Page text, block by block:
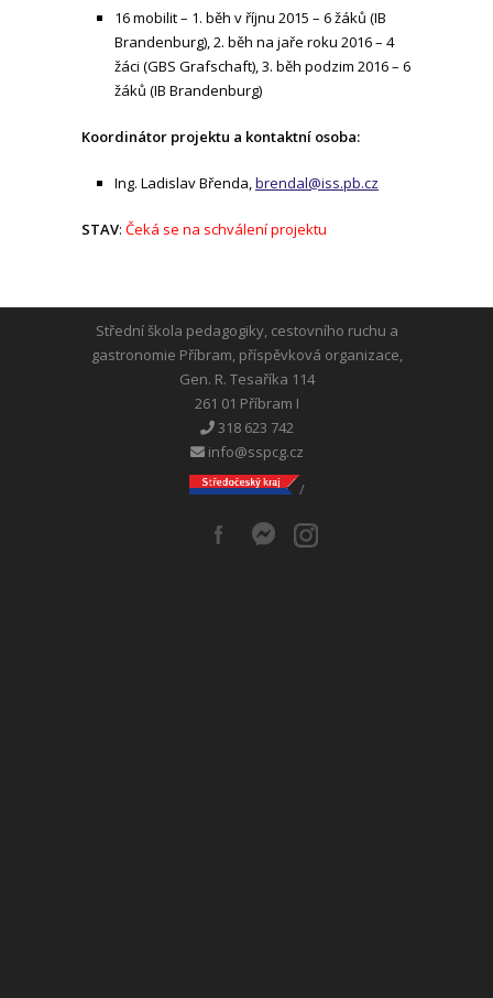
16 mobilit – 1. běh v říjnu 2015 – 6 žáků (IB
Brandenburg), 2. běh na jaře roku 2016 – 4
žáci (GBS Grafschaft), 3. běh podzim 2016 – 6
žáků (IB Brandenburg)
Koordinátor projektu a kontaktní osoba:
Ing. Ladislav Břenda,brendal@iss.pb.cz
STAV: Čeká se na schválení projektu
Střední škola pedagogiky, cestovního ruchu a
gastronomie Příbram, příspěvková organizace,
Gen. R. Tesaříka 114
261 01 Příbram I
318 623 742
info@sspcg.cz
/